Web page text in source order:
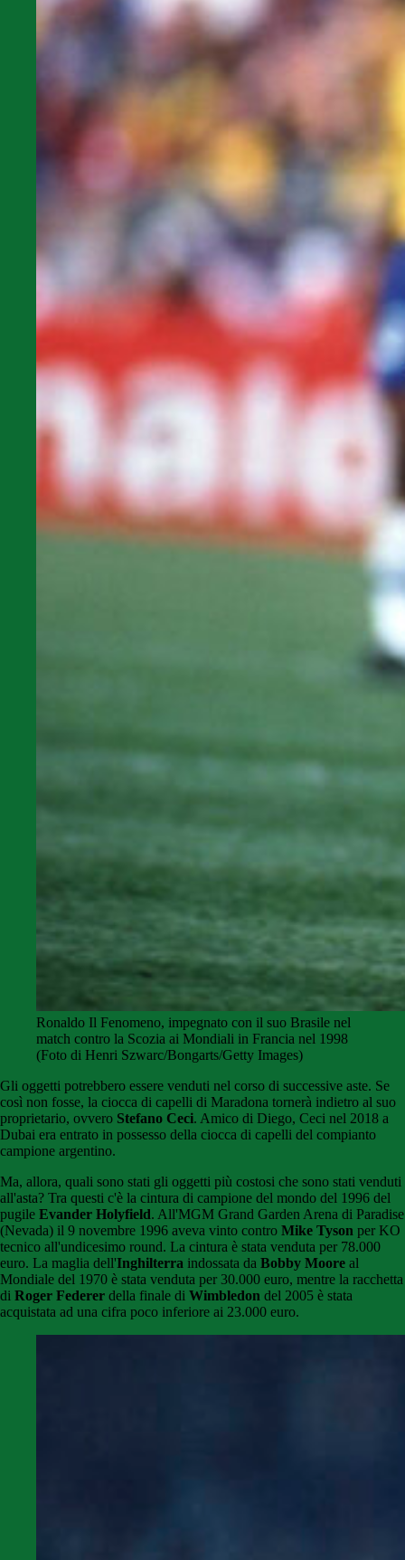
Ronaldo Il Fenomeno, impegnato con il suo Brasile nel
match contro la Scozia ai Mondiali in Francia nel 1998
(Foto di Henri Szwarc/Bongarts/Getty Images)
Gli oggetti potrebbero essere venduti nel corso di successive aste. Se
così non fosse, la ciocca di capelli di Maradona tornerà indietro al suo
proprietario, ovvero Stefano Ceci. Amico di Diego, Ceci nel 2018 a
Dubai era entrato in possesso della ciocca di capelli del compianto
campione argentino.
Ma, allora, quali sono stati gli oggetti più costosi che sono stati venduti
all'asta? Tra questi c'è la cintura di campione del mondo del 1996 del
pugile Evander Holyfield. All'MGM Grand Garden Arena di Paradise
(Nevada) il 9 novembre 1996 aveva vinto contro Mike Tyson per KO
tecnico all'undicesimo round. La cintura è stata venduta per 78.000
euro. La maglia dell'Inghilterra indossata da Bobby Moore al
Mondiale del 1970 è stata venduta per 30.000 euro, mentre la racchetta
di Roger Federer della finale di Wimbledon del 2005 è stata
acquistata ad una cifra poco inferiore ai 23.000 euro.